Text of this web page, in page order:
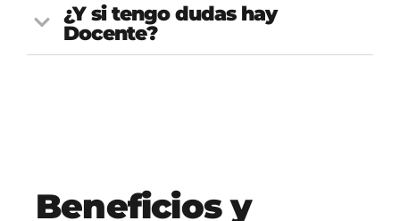
¿Y si tengo dudas hay
Docente?
Beneficios y